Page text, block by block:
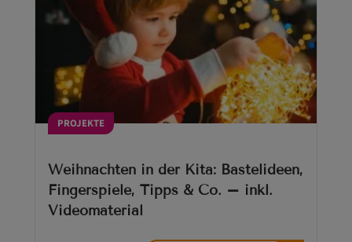
PROJEKTE
Weihnachten in der Kita: Bastelideen,
Fingerspiele, Tipps & Co. – inkl.
Videomaterial